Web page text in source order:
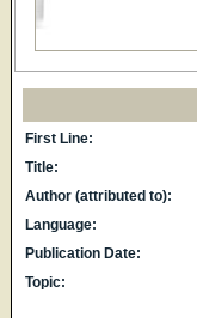
First Line:
Title:
Author (attributed to):
Language:
Publication Date:
Topic: